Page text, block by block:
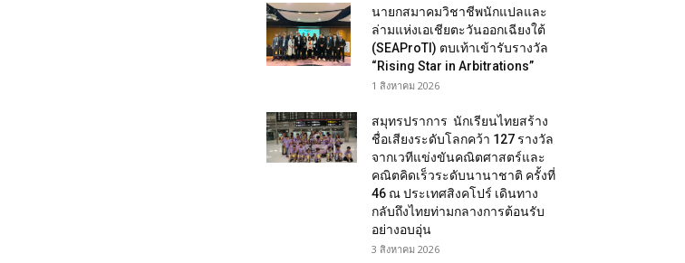
นายกสมาคมวิชาชีพนักแปลและ
ล่ามแห่งเอเชียตะวันออกเฉียงใต้
(SEAProTI) ตบเท้าเข้ารับรางวัล
“Rising Star in Arbitrations”
1 สิงหาคม 2026
สมุทรปราการ นักเรียนไทยสร้าง
ชื่อเสียงระดับโลกคว้า 127 รางวัล
จากเวทีแข่งขันคณิตศาสตร์และ
คณิตคิดเร็วระดับนานาชาติ ครั้งที่
46 ณ ประเทศสิงคโปร์ เดินทาง
กลับถึงไทยท่ามกลางการต้อนรับ
อย่างอบอุ่น
3 สิงหาคม 2026